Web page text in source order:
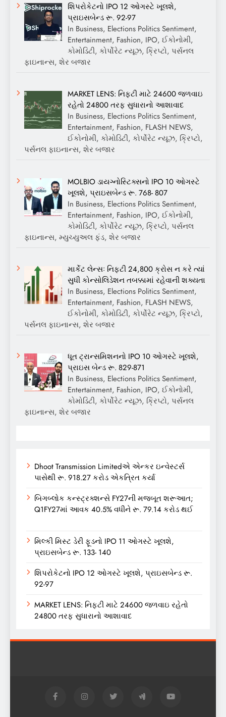
શિપરોકેટનો IPO 12 ઓગસ્ટે ખૂલશે,
પ્રાઇસબેન્ડ રૂ. 92-97
In Business, Elections Politics Sentiment,
Entertainment, Fashion, IPO, ઈકોનોમી,
કોમોડિટી, કોર્પોરેટ ન્યૂઝ, ક્રિપ્ટો, પર્સનલ
ફાઇનાન્સ, શેર બજાર
MARKET LENS: નિફ્ટી માટે 24600 જળવાઇ
રહેતો 24800 તરફ સુધારાનો આશાવાદ
In Business, Elections Politics Sentiment,
Entertainment, Fashion, FLASH NEWS,
ઈકોનોમી, કોમોડિટી, કોર્પોરેટ ન્યૂઝ, ક્રિપ્ટો,
પર્સનલ ફાઇનાન્સ, શેર બજાર
MOLBIO ડાયગ્નોસ્ટિક્સનો IPO 10 ઓગસ્ટે
ખૂલશે, પ્રાઇસબેન્ડ રૂ. 768- 807
In Business, Elections Politics Sentiment,
Entertainment, Fashion, IPO, ઈકોનોમી,
કોમોડિટી, કોર્પોરેટ ન્યૂઝ, ક્રિપ્ટો, પર્સનલ
ફાઇનાન્સ, મ્યુચ્યુઅલ ફંડ, શેર બજાર
માર્કેટ લેન્સઃ નિફ્ટી 24,800 ક્રોસ ન કરે ત્યાં
સુધી કોન્સોલિડેશન તબક્કામાં રહેવાની શક્યતા
In Business, Elections Politics Sentiment,
Entertainment, Fashion, FLASH NEWS,
ઈકોનોમી, કોમોડિટી, કોર્પોરેટ ન્યૂઝ, ક્રિપ્ટો,
પર્સનલ ફાઇનાન્સ, શેર બજાર
ધૂત ટ્રાન્સમિશનનો IPO 10 ઓગસ્ટે ખૂલશે,
પ્રાઇસ બેન્ડ રૂ. 829-871
In Business, Elections Politics Sentiment,
Entertainment, Fashion, IPO, ઈકોનોમી,
કોમોડિટી, કોર્પોરેટ ન્યૂઝ, ક્રિપ્ટો, પર્સનલ
ફાઇનાન્સ, શેર બજાર
Dhoot Transmission Limitedએ એન્કર ઇન્વેસ્ટર્સ
પાસેથી રૂ. 918.27 કરોડ એકત્રિત કર્યા
બિગબ્લોક કન્સ્ટ્રક્શન્સે FY27ની મજબૂત શરૂઆત;
Q1FY27માં આવક 40.5% વધીને રૂ. 79.14 કરોડ થઈ
મિલ્કી મિસ્ટ ડેરી ફૂડનો IPO 11 ઓગસ્ટે ખૂલશે,
પ્રાઇસબેન્ડ રૂ. 133- 140
શિપરોકેટનો IPO 12 ઓગસ્ટે ખૂલશે, પ્રાઇસબેન્ડ રૂ.
92-97
MARKET LENS: નિફ્ટી માટે 24600 જળવાઇ રહેતો
24800 તરફ સુધારાનો આશાવાદ